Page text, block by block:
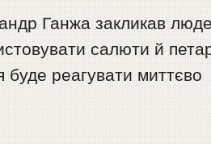
Ганжа закликав
салюти й
буде реагувати миттєво